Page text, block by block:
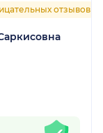
отзывов